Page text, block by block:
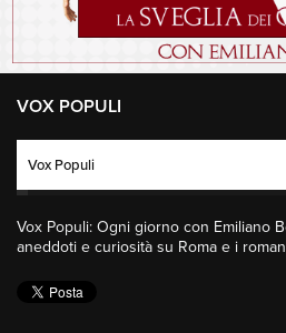
VOX POPULI
Vox Populi
Vox Populi: Ogni giorno con Emiliano
aneddoti e curiosità su Roma e i